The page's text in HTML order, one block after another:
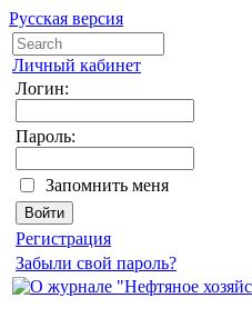
Русская версия
Личный кабинет
Логин:
Пароль:
Запомнить меня
Регистрация
Забыли свой пароль?